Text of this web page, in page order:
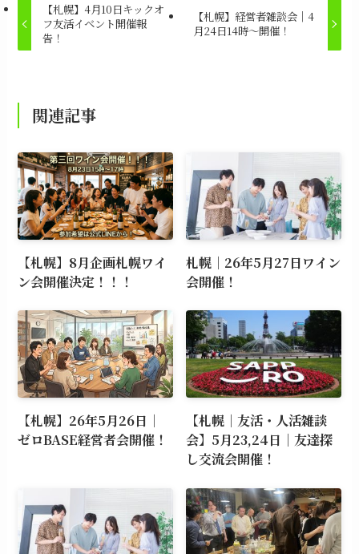
【札幌】4月10日キックオ
フ友活イベント開催報
告！
【札幌】経営者雑談会｜4
月24日14時～開催！
関連記事
【札幌】8月企画札幌ワイ
ン会開催決定！！！
札幌｜26年5月27日ワイン
会開催！
【札幌】26年5月26日｜
ゼロBASE経営者会開催！
【札幌｜友活・人活雑談
会】5月23,24日｜友達探
し交流会開催！